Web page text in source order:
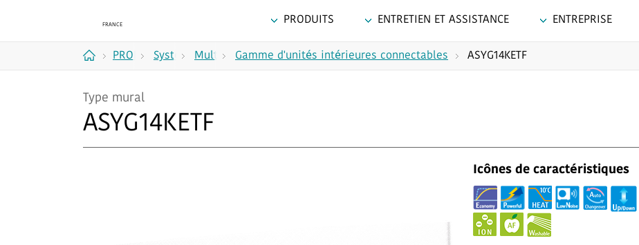
PRODUITS ENTRETIEN ET ASSISTANCE
ENTREPRISE
PRODUITSSystèmes
split
Multi-
2, 3,
Gamme d'unités intérieures connectables ASYG14KETF
Type mural
ASYG14KETF
Icônes de caractéristiques